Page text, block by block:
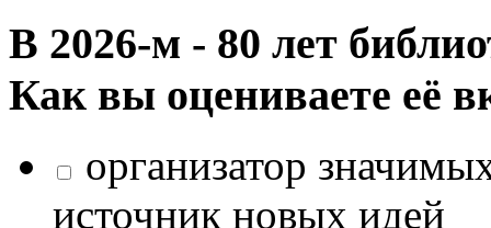
В 2026‑м - 80 лет
Как вы оцениваете её
организатор
источник новых идей